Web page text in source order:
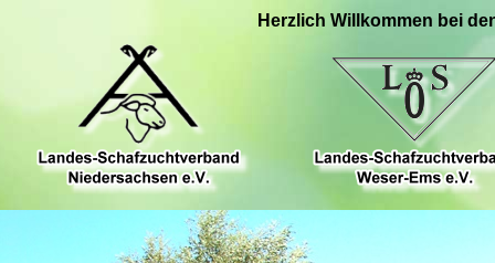
Herzlich Willkommen bei